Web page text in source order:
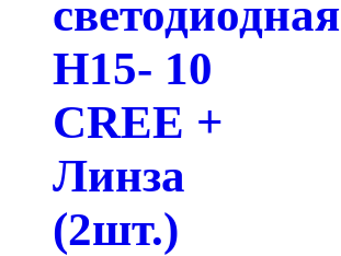
светодиодная
H15- 10
CREE +
Линза
(2шт.)